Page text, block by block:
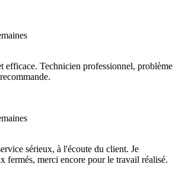
efficace. Technicien professionnel, problème
sérieux, à l'écoute du client. Je
fermés, merci encore pour le travail réalisé.